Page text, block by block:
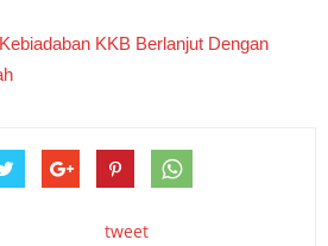
KKB Berlanjut Dengan
tweet